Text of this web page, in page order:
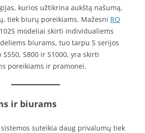
kurios užtikrina aukštą našumą,
tiek biurų poreikiams. Mažesni RO
modeliai skirti individualiems
biurams, tuo tarpu S serijos
S800 ir S1000, yra skirti
poreikiams ir pramonei.
ir biurams
suteikia daug privalumų tiek